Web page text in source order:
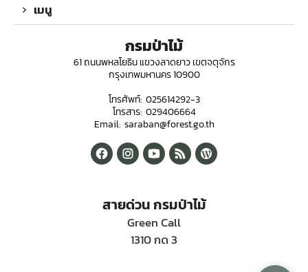
เมนู
กรมป่าไม้
61 ถนนพหลโยธิน แขวงลาดยาว เขตจตุจักร
กรุงเทพมหานคร 10900
โทรศัพท์: 025614292-3
โทรสาร: 029406664
Email: saraban@forest.go.th
สายด่วน กรมป่าไม้
Green Call
1310 กด 3